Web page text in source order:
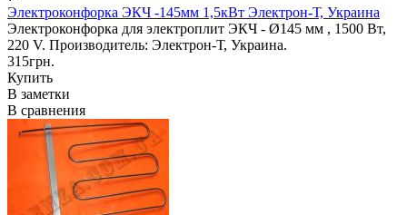
Электроконфорка ЭКЧ -145мм 1,5кВт Электрон-Т, Украина
Электроконфорка для электроплит ЭКЧ - Ø145 мм , 1500 Вт,
220 V. Производитель: Электрон-Т, Украина.
315грн.
Купить
В заметки
В сравнения